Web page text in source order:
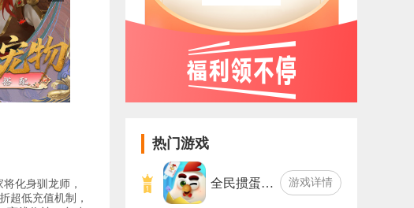
化身驯龙师，
超低充值机制，
热门游戏
全民掼蛋… 游戏详情